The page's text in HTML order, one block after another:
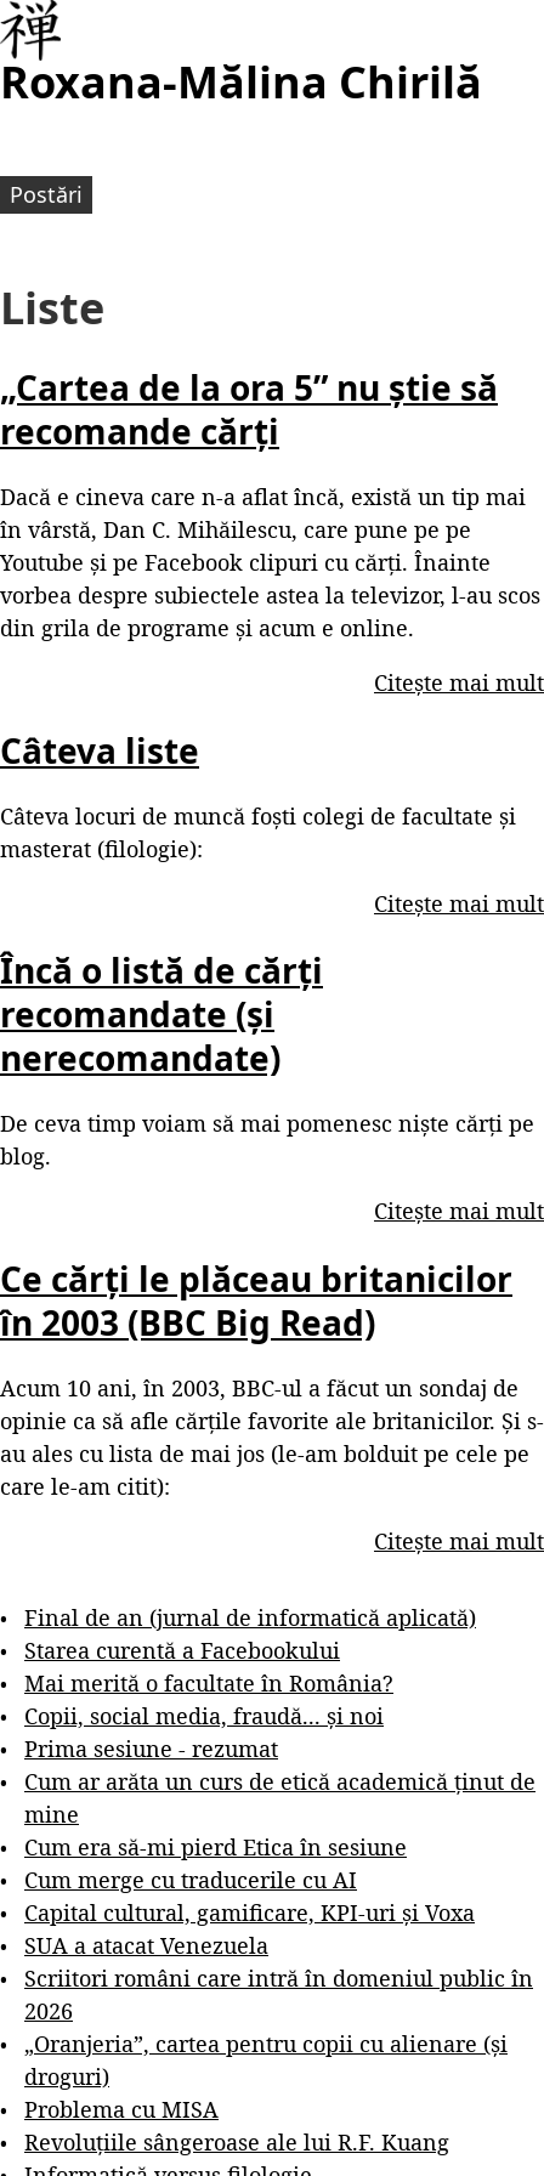
Roxana-Mălina Chirilă
Postări
Liste
„Cartea de la ora 5” nu știe să
recomande cărți
Dacă e cineva care n-a aflat încă, există un tip mai
în vârstă, Dan C. Mihăilescu, care pune pe pe
Youtube și pe Facebook clipuri cu cărți. Înainte
vorbea despre subiectele astea la televizor, l-au scos
din grila de programe și acum e online.
Citește mai mult
Câteva liste
Câteva locuri de muncă foști colegi de facultate și
masterat (filologie):
Citește mai mult
Încă o listă de cărți
recomandate (și
nerecomandate)
De ceva timp voiam să mai pomenesc niște cărți pe
blog.
Citește mai mult
Ce cărți le plăceau britanicilor
în 2003 (BBC Big Read)
Acum 10 ani, în 2003, BBC-ul a făcut un sondaj de
opinie ca să afle cărțile favorite ale britanicilor. Și s-
au ales cu lista de mai jos (le-am bolduit pe cele pe
care le-am citit):
Citește mai mult
Final de an (jurnal de informatică aplicată)
Starea curentă a Facebookului
Mai merită o facultate în România?
Copii, social media, fraudă... și noi
Prima sesiune - rezumat
Cum ar arăta un curs de etică academică ținut de
mine
Cum era să-mi pierd Etica în sesiune
Cum merge cu traducerile cu AI
Capital cultural, gamificare, KPI-uri și Voxa
SUA a atacat Venezuela
Scriitori români care intră în domeniul public în
2026
„Oranjeria”, cartea pentru copii cu alienare (și
droguri)
Problema cu MISA
Revoluțiile sângeroase ale lui R.F. Kuang